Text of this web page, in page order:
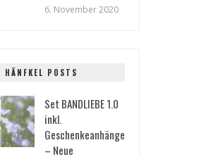
6. November 2020
HÄNFKEL POSTS
Set BANDLIEBE 1.0
inkl.
Geschenkeanhänger
– Neue